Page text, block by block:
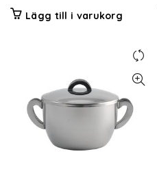
Lägg till i varukorg